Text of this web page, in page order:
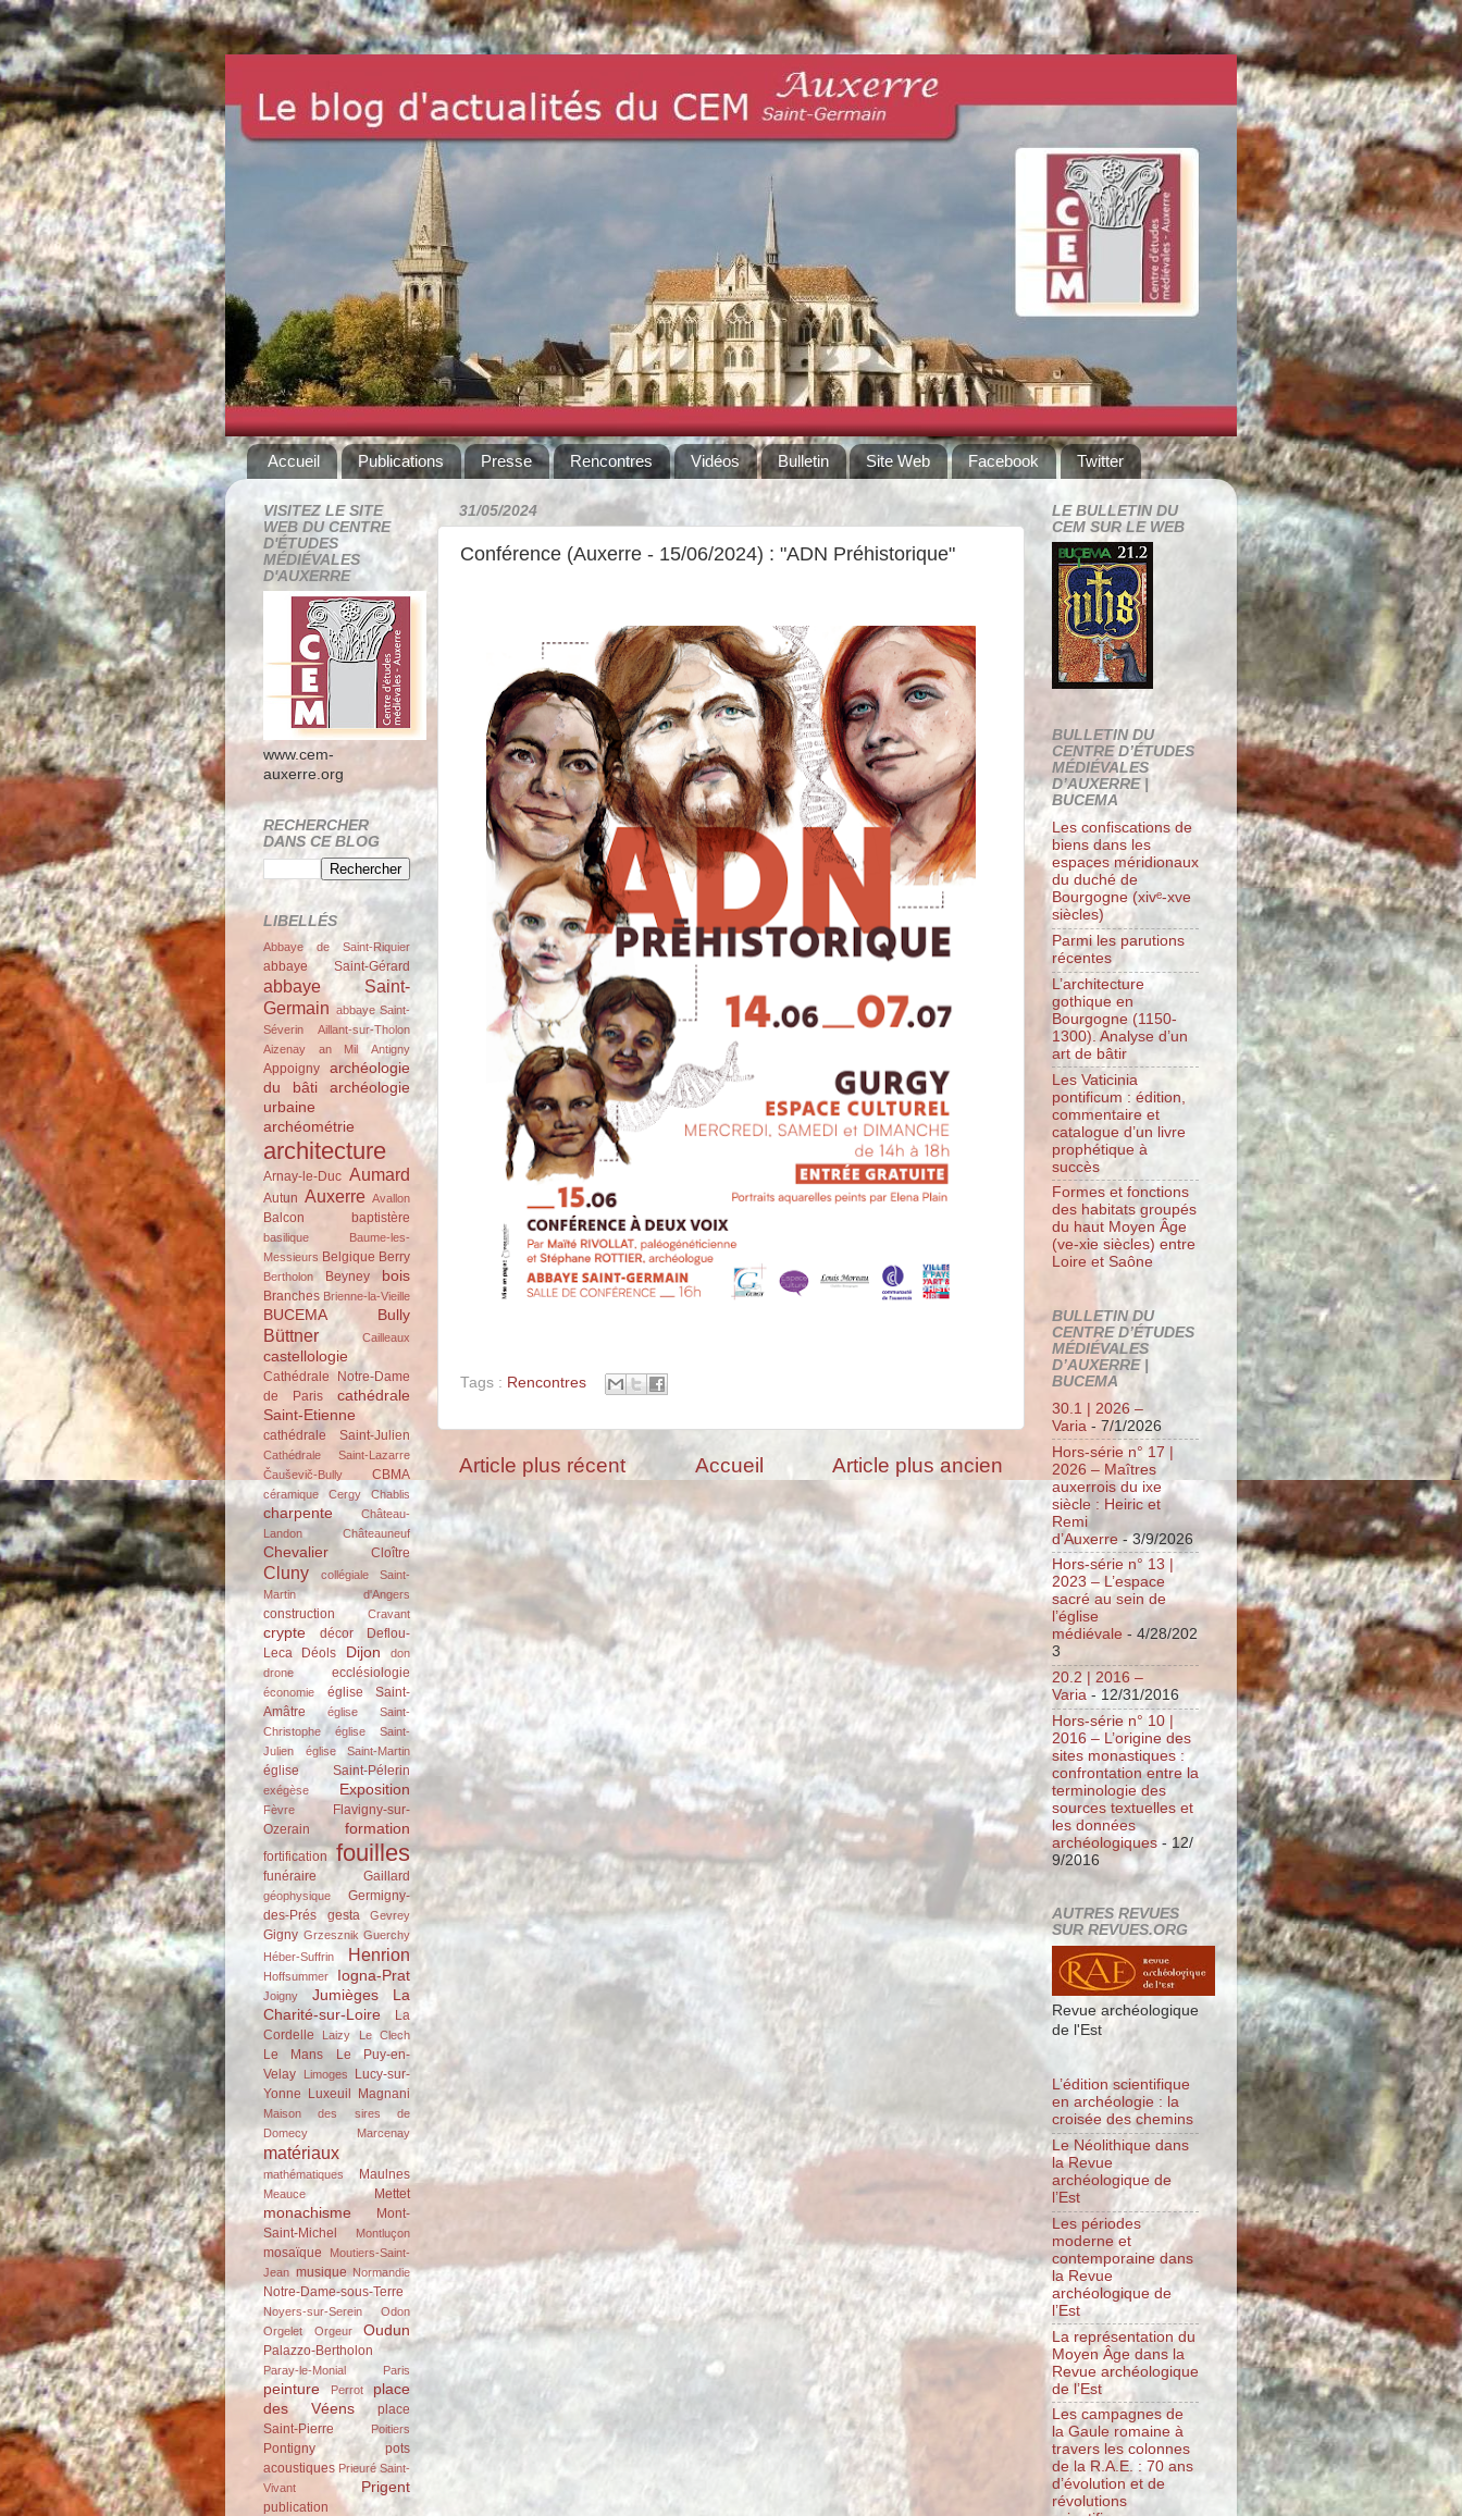
Accueil Publications Presse Rencontres Vidéos Bulletin Site Web Facebook Twitter
31/05/2024
Conférence (Auxerre - 15/06/2024) : "ADN Préhistorique"
Tags : Rencontres
Article plus récent Article plus ancien
Accueil
VISITEZ LE SITE
WEB DU CENTRE
D'ÉTUDES
MÉDIÉVALES
D'AUXERRE
www.cem-
auxerre.org
RECHERCHER
DANS CE BLOG
LIBELLÉS
Abbaye de Saint-Riquier
abbaye Saint-Gérard
abbaye Saint-
Germain abbaye Saint-
Séverin
Aillant-sur-Tholon
Aizenay
an Mil Antigny
Appoigny
archéologie
du bâti
archéologie
urbaine
archéométrie
architecture
Arnay-le-Duc Aumard
Autun Auxerre Avallon
Balcon baptistère
basilique
Baume-les-
Messieurs Belgique Berry
Bertholon Beyney bois
Branches Brienne-la-Vieille
BUCEMA Bully
Büttner Cailleaux
castellologie
Cathédrale Notre-Dame
de Paris
cathédrale
Saint-Etienne
cathédrale Saint-Julien
Cathédrale Saint-Lazarre
Čauševič-Bully
CBMA
céramique Cergy Chablis
charpente
Château-
Landon
Châteauneuf
Chevalier Cloître
Cluny
collégiale Saint-
Martin d'Angers
construction Cravant
crypte décor
Deflou-
Leca
Déols Dijon
don
drone
ecclésiologie
économie
église Saint-
Amâtre
église Saint-
Christophe
église Saint-
Julien
église Saint-Martin
église Saint-Pélerin
exégèse Exposition
Fèvre
Flavigny-sur-
Ozerain
formation
fortification fouilles
funéraire Gaillard
géophysique
Germigny-
des-Prés
gesta Gevrey
Gigny Grzesznik Guerchy
Héber-Suffrin
Henrion
Hoffsummer Iogna-Prat
Joigny Jumièges
La
Charité-sur-Loire
La
Cordelle
Laizy Le Clech
Le Mans
Le Puy-en-
Velay
Limoges
Lucy-sur-
Yonne Luxeuil Magnani
Maison des sires de
Domecy
Marcenay
matériaux
mathématiques Maulnes
Meauce Mettet
monachisme
Mont-
Saint-Michel
Montluçon
mosaïque
Moutiers-Saint-
Jean musique Normandie
Notre-Dame-sous-Terre
Noyers-sur-Serein
Odon
Orgelet
Orgeur Oudun
Palazzo-Bertholon
Paray-le-Monial Paris
peinture Perrot
place
des Véens
place
Saint-Pierre
Poitiers
Pontigny
pots
acoustiques Prieuré Saint-
Vivant
Prigent
publication
LE BULLETIN DU
CEM SUR LE WEB
BULLETIN DU
CENTRE D’ÉTUDES
MÉDIÉVALES
D’AUXERRE |
BUCEMA
Les confiscations de
biens dans les
espaces méridionaux
du duché de
Bourgogne (xivᵉ-xve
siècles)
Parmi les parutions
récentes
L’architecture
gothique en
Bourgogne (1150-
1300). Analyse d’un
art de bâtir
Les Vaticinia
pontificum : édition,
commentaire et
catalogue d’un livre
prophétique à
succès
Formes et fonctions
des habitats groupés
du haut Moyen Âge
(ve-xie siècles) entre
Loire et Saône
BULLETIN DU
CENTRE D’ÉTUDES
MÉDIÉVALES
D’AUXERRE |
BUCEMA
30.1 | 2026 –
Varia - 7/1/2026
Hors-série n° 17 |
2026 – Maîtres
auxerrois du ixe
siècle : Heiric et
Remi
d’Auxerre- 3/9/2026
Hors-série n° 13 |
2023 – L’espace
sacré au sein de
l’église
médiévale - 4/28/202
3
20.2 | 2016 –
Varia - 12/31/2016
Hors-série n° 10 |
2016 – L’origine des
sites monastiques :
confrontation entre la
terminologie des
sources textuelles et
les données
archéologiques - 12/
9/2016
AUTRES REVUES
SUR REVUES.ORG
Revue archéologique
de l'Est
L’édition scientifique
en archéologie : la
croisée des chemins
Le Néolithique dans
la Revue
archéologique de
l’Est
Les périodes
moderne et
contemporaine dans
la Revue
archéologique de
l’Est
La représentation du
Moyen Âge dans la
Revue archéologique
de l’Est
Les campagnes de
la Gaule romaine à
travers les colonnes
de la R.A.E. : 70 ans
d’évolution et de
révolutions